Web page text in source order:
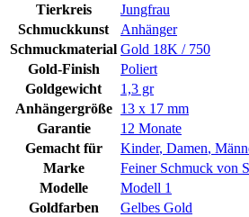
Tierkreis
Jungfrau
Schmuckkunst
Anhänger
Schmuckmaterial Gold 18K / 750
Gold-Finish
Poliert
Goldgewicht
1,3 gr
Anhängergröße
13 x 17 mm
Garantie
12 Monate
Gemacht für
Kinder, Damen,
Marke
Feiner Schmuck von
Modelle
Modell 1
Goldfarben
Gelbes Gold